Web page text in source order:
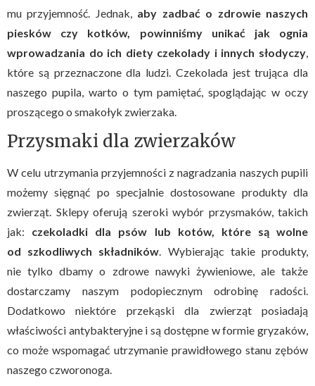
mu przyjemność. Jednak, aby zadbać o zdrowie naszych
piesków czy kotków, powinniśmy unikać jak ognia
wprowadzania do ich diety czekolady i innych słodyczy
które są przeznaczone dla ludzi. Czekolada jest trująca dla
naszego pupila, warto o tym pamiętać, spoglądając w oczy
proszącego o smakołyk zwierzaka.
Przysmaki dla zwierzaków
W celu utrzymania przyjemności z nagradzania naszych pupili
możemy sięgnąć po specjalnie dostosowane produkty dla
zwierząt. Sklepy oferują szeroki wybór przysmaków, takich
jak: czekoladki dla psów lub kotów, które są wolne
od szkodliwych składników. Wybierając takie produkty,
nie tylko dbamy o zdrowe nawyki żywieniowe, ale także
dostarczamy naszym podopiecznym odrobinę radości.
Dodatkowo niektóre przekąski dla zwierząt posiadają
właściwości antybakteryjne i są dostępne w formie gryzaków,
co może wspomagać utrzymanie prawidłowego stanu zębów
naszego czworonoga.